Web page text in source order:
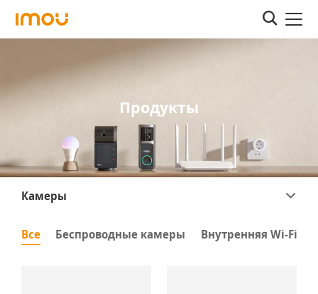
Продукты
Камеры
Все Беспроводные камеры Внутренняя Wi-Fi